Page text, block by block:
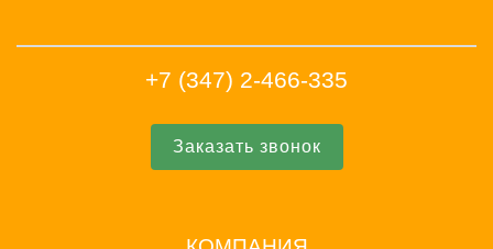
+7 (347) 2-466-335
Заказать звонок